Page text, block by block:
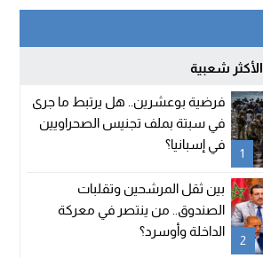
الأكثر شعبية
1
فرضية بوعشرين.. هل يرتبط ما جرى
في سبتة بملف تجنيس الصحراويين
في إسبانيا؟
2
بين ثقل المرشحين وتقلبات
الصندوق.. من ينتصر في معركة
الداخلة وأوسرد؟